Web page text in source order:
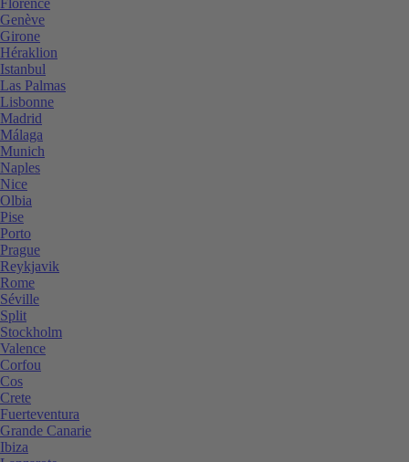
Genève
Girone
Héraklion
Istanbul
Las Palmas
Lisbonne
Madrid
Málaga
Munich
Naples
Nice
Olbia
Pise
Porto
Prague
Reykjavik
Rome
Séville
Split
Stockholm
Valence
Corfou
Cos
Crete
Fuerteventura
Grande Canarie
Ibiza